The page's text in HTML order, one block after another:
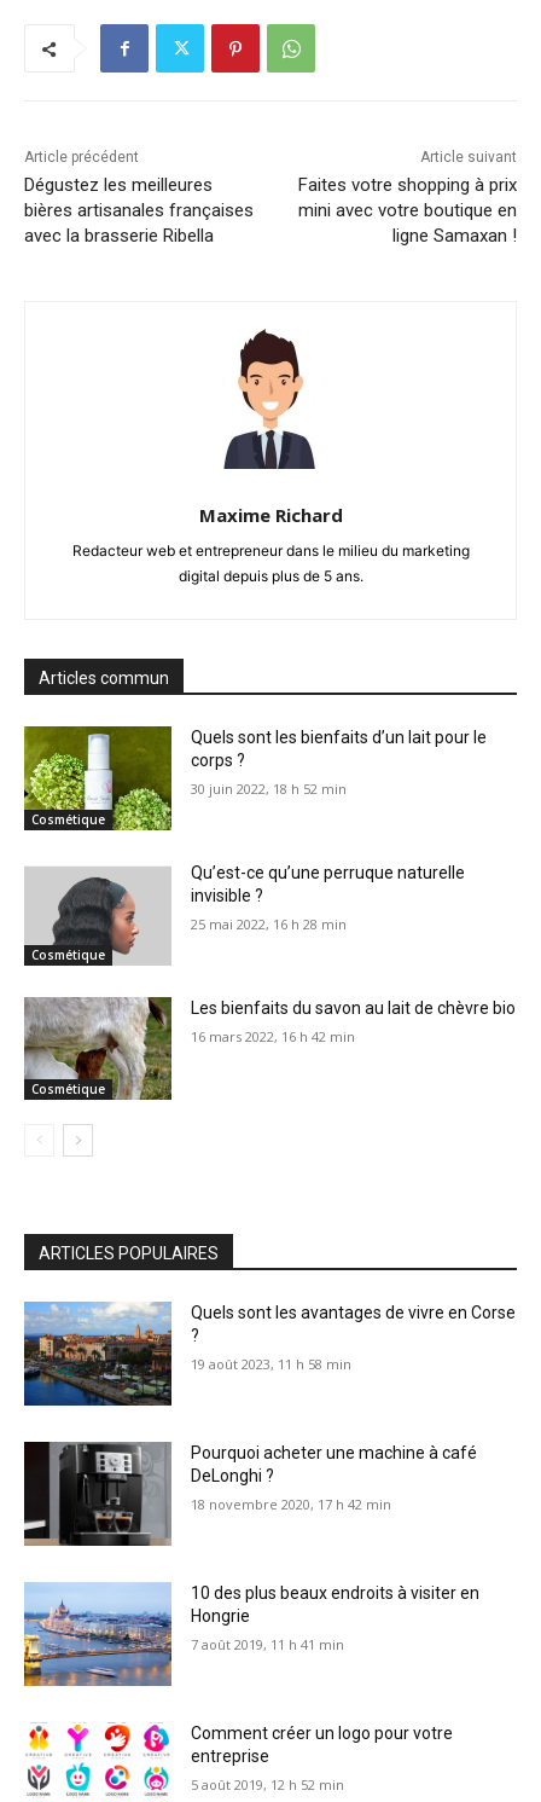
Article précédent
Dégustez les meilleures
bières artisanales françaises
avec la brasserie Ribella
Article suivant
Faites votre shopping à prix
mini avec votre boutique en
ligne Samaxan !
Maxime Richard
Redacteur web et entrepreneur dans le milieu du marketing
digital depuis plus de 5 ans.
Articles commun
Cosmétique
Quels sont les bienfaits d’un lait pour le
corps ?
30 juin 2022, 18 h 52 min
Cosmétique
Qu’est-ce qu’une perruque naturelle
invisible ?
25 mai 2022, 16 h 28 min
Cosmétique
Les bienfaits du savon au lait de chèvre bio
16 mars 2022, 16 h 42 min
ARTICLES POPULAIRES
Quels sont les avantages de vivre en Corse
?
19 août 2023, 11 h 58 min
Pourquoi acheter une machine à café
DeLonghi ?
18 novembre 2020, 17 h 42 min
10 des plus beaux endroits à visiter en
Hongrie
7 août 2019, 11 h 41 min
Comment créer un logo pour votre
entreprise
5 août 2019, 12 h 52 min